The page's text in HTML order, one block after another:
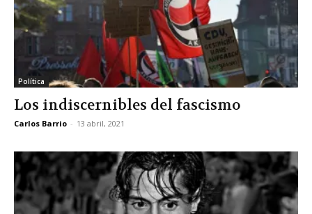
Política
Los indiscernibles del fascismo
Carlos Barrio - 13 abril, 2021